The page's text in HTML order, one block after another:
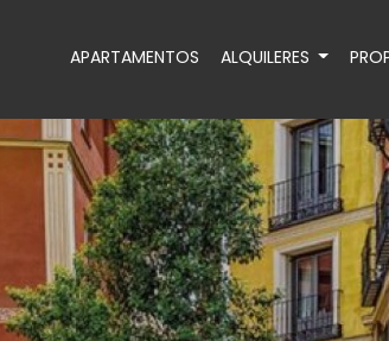
APARTAMENTOS ALQUILERES